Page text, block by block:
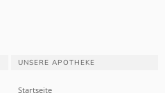
UNSERE APOTHEKE
Startseite